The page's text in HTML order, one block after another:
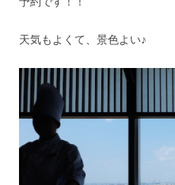
天気もよくて、景色よい♪